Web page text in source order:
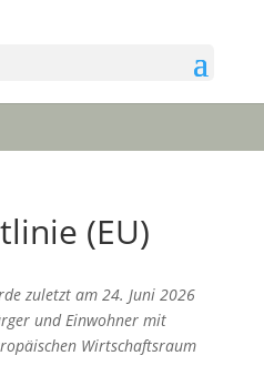
(EU)
zuletzt am 24. Juni 2026
und Einwohner mit
Wirtschaftsraum